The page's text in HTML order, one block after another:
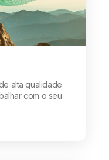
alta qualidade
com o seu